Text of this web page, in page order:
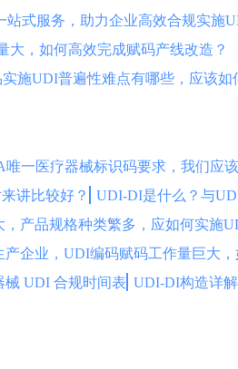
式服务，助力企业高效合规实施
大，如何高效完成赋码产线改造？
施UDI普遍性难点有哪些，应该如
一医疗器械标识码要求，我们应
讲比较好？
UDI-DI是什么？与
产品规格种类繁多，应如何实施
产企业，UDI编码赋码工作量巨大
械 UDI 合规时间表 UDI-DI构造详